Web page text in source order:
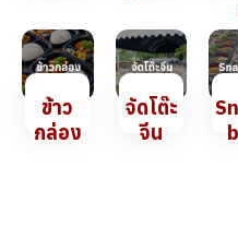
ข้าว
กล่อง
จัดโต๊ะ
จีน